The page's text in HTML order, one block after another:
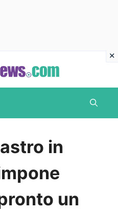
in
un